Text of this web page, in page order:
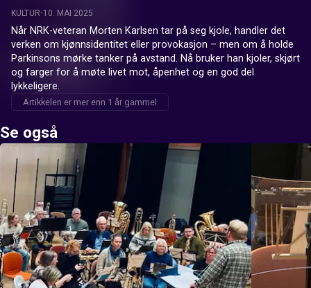
KULTUR 10. MAI 2025
Når NRK-veteran Morten Karlsen tar på seg kjole, handler det
verken om kjønnsidentitet eller provokasjon – men om å holde
Parkinsons mørke tanker på avstand. Nå bruker han kjoler, skjørt
og farger for å møte livet mot, åpenhet og en god del
lykkeligere.
Artikkelen er mer enn 1 år gammel
Se også